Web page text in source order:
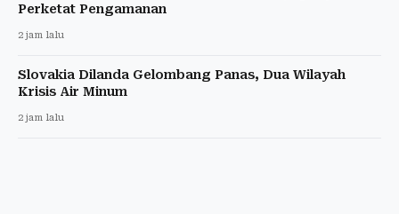
Perketat Pengamanan
2 jam lalu
Slovakia Dilanda Gelombang Panas, Dua Wilayah
Krisis Air Minum
2 jam lalu